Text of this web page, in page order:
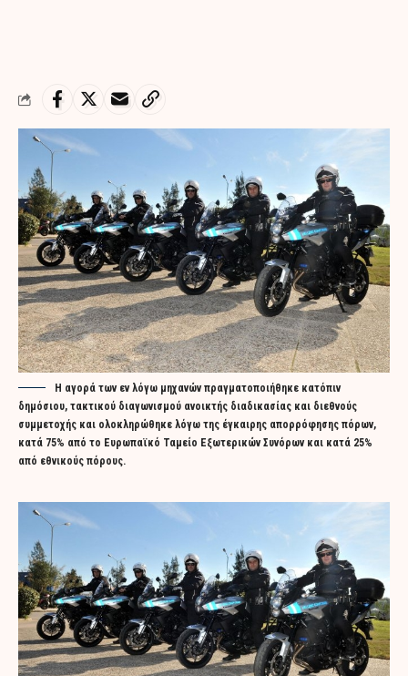
Η αγορά των εν λόγω μηχανών πραγματοποιήθηκε κατόπιν
δημόσιου, τακτικού διαγωνισμού ανοικτής διαδικασίας και διεθνούς
συμμετοχής και ολοκληρώθηκε λόγω της έγκαιρης απορρόφησης πόρων,
κατά 75% από το Ευρωπαϊκό Ταμείο Εξωτερικών Συνόρων και κατά 25%
από εθνικούς πόρους.